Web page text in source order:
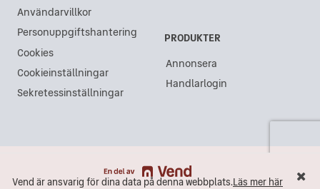
Vend är ansvarig för dina data på denna webbplats.Läs mer här
Användarvillkor
Personuppgiftshantering
Cookies
Cookieinställningar
Sekretessinställningar
PRODUKTER
Annonsera
Handlarlogin
Vend är ansvarig för dina data på denna webbplats.Läs mer här